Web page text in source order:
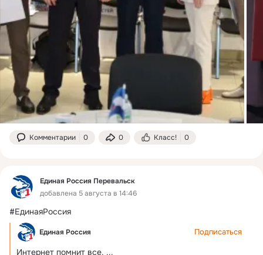
Комментарии 0 0 Класс! 0
Единая Россия Перевальск
добавлена 5 августа в 14:46
#ЕдинаяРоссия
Единая Россия Подписаться
Интернет помнит все. ...